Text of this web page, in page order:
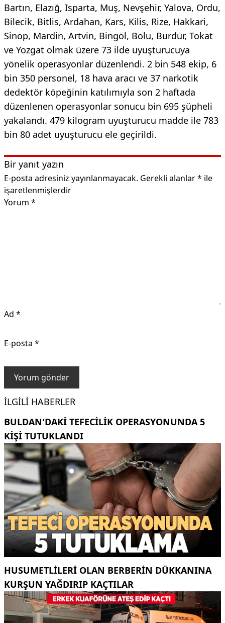
Bartın, Elazığ, Isparta, Muş, Nevşehir, Yalova, Ordu,
Bilecik, Bitlis, Ardahan, Kars, Kilis, Rize, Hakkari,
Sinop, Mardin, Artvin, Bingöl, Bolu, Burdur, Tokat
ve Yozgat olmak üzere 73 ilde uyuşturucuya
yönelik operasyonlar düzenlendi. 2 bin 548 ekip, 6
bin 350 personel, 18 hava aracı ve 37 narkotik
dedektör köpeğinin katılımıyla son 2 haftada
düzenlenen operasyonlar sonucu bin 695 şüpheli
yakalandı. 479 kilogram uyuşturucu madde ile 783
bin 80 adet uyuşturucu ele geçirildi.
Bir yanıt yazın
E-posta adresiniz yayınlanmayacak. Gerekli alanlar* ile
işaretlenmişlerdir
Yorum *
Ad *
E-posta *
İLGILI HABERLER
BULDAN'DAKI TEFECILIK OPERASYONUNDA 5
KIŞI TUTUKLANDI
HUSUMETLILERI OLAN BERBERIN DÜKKANINA
KURŞUN YAĞDIRIP KAÇTILAR